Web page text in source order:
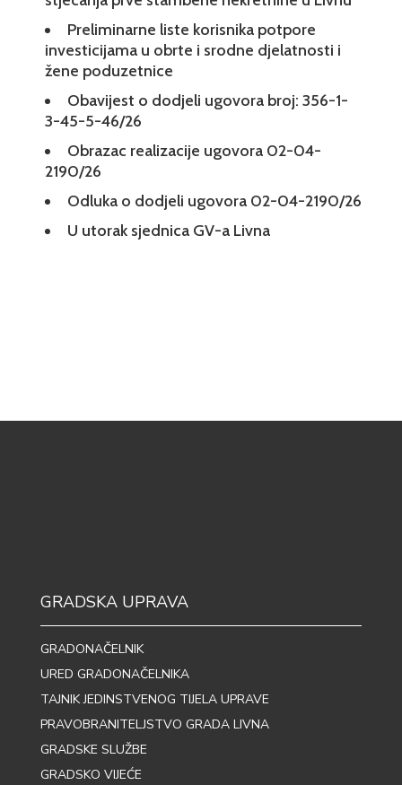
Preliminarne liste korisnika potpore
investicijama u obrte i srodne djelatnosti i
žene poduzetnice
Obavijest o dodjeli ugovora broj: 356-1-
3-45-5-46/26
Obrazac realizacije ugovora 02-04-
2190/26
Odluka o dodjeli ugovora 02-04-2190/26
U utorak sjednica GV-a Livna
GRADSKA UPRAVA
GRADONAČELNIK
URED GRADONAČELNIKA
TAJNIK JEDINSTVENOG TIJELA UPRAVE
PRAVOBRANITELJSTVO GRADA LIVNA
GRADSKE SLUŽBE
GRADSKO VIJEĆE